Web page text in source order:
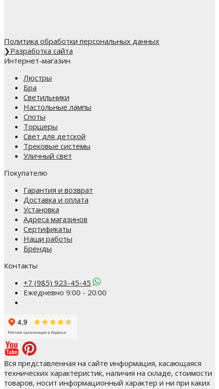
Политика обработки персональных данных
❯Разработка сайта
Интернет-магазин
Люстры
Бра
Светильники
Настольные лампы
Споты
Торшеры
Свет для детской
Трековые системы
Уличный свет
Покупателю
Гарантия и возврат
Доставка и оплата
Установка
Адреса магазинов
Сертификаты
Наши работы
Бренды
Контакты
+7 (985) 923-45-45
Ежедневно 9:00 - 20:00
Вся представленная на сайте информация, касающаяся
технических характеристик, наличия на складе, стоимости
товаров, носит информационный характер и ни при каких